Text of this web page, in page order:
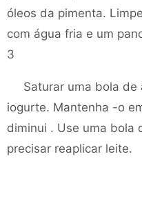
óleos da pimenta.
com água fria e um
3
Saturar uma bola de
iogurte. Mantenha -o
diminui . Use uma bola
precisar reaplicar leite.